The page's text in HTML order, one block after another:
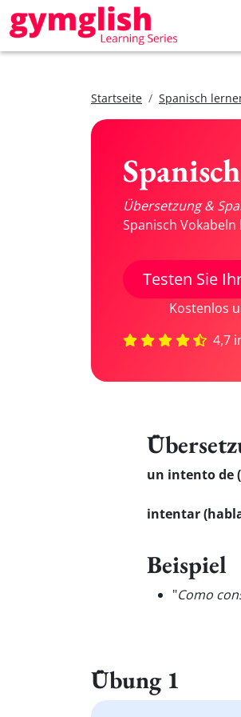
Startseite Spanisch
Übersetzung &
Spanisch
Testen Sie
Kostenlos
4,7
un intento de
intentar
Beispiel
"Como
Übung 1